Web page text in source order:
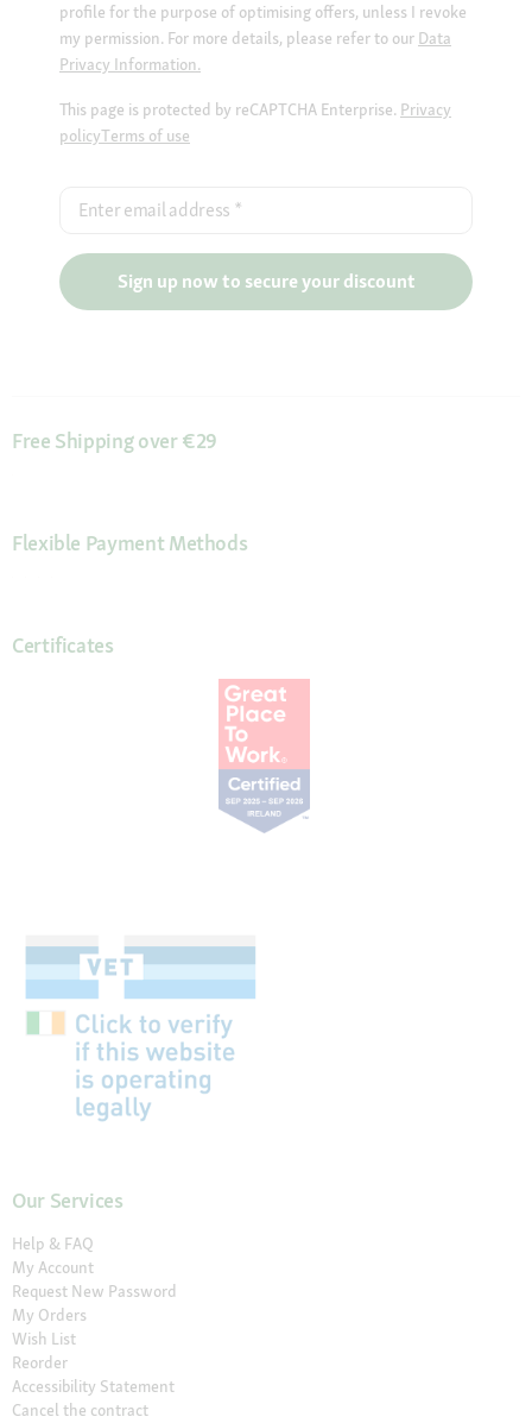
profile for the purpose of optimising offers, unless I revoke
my permission. For more details, please refer to our Data
Privacy Information.
This page is protected by reCAPTCHA Enterprise. Privacy
policyTerms of use
Enter email address *
Sign up now to secure your discount
Free Shipping over €29
Flexible Payment Methods
Certificates
Our Services
Help & FAQ
My Account
Request New Password
My Orders
Wish List
Reorder
Accessibility Statement
Cancel the contract